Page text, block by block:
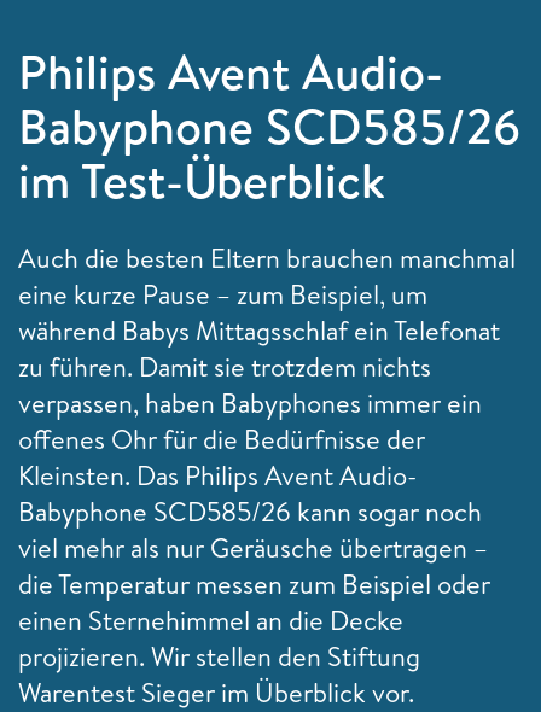
Philips Avent Audio-
Babyphone SCD585/26
im Test-Überblick
Auch die besten Eltern brauchen manchmal
eine kurze Pause – zum Beispiel, um
während Babys Mittagsschlaf ein Telefonat
zu führen. Damit sie trotzdem nichts
verpassen, haben Babyphones immer ein
offenes Ohr für die Bedürfnisse der
Kleinsten. Das Philips Avent Audio-
Babyphone SCD585/26 kann sogar noch
viel mehr als nur Geräusche übertragen –
die Temperatur messen zum Beispiel oder
einen Sternehimmel an die Decke
projizieren. Wir stellen den Stiftung
Warentest Sieger im Überblick vor.